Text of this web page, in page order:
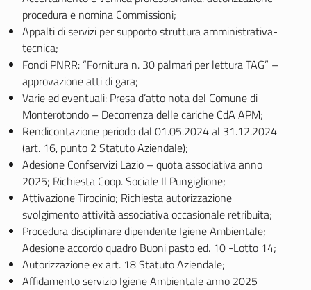
procedura e nomina Commissioni;
Appalti di servizi per supporto struttura amministrativa-
tecnica;
Fondi PNRR: “Fornitura n. 30 palmari per lettura TAG” –
approvazione atti di gara;
Varie ed eventuali: Presa d’atto nota del Comune di
Monterotondo – Decorrenza delle cariche CdA APM;
Rendicontazione periodo dal 01.05.2024 al 31.12.2024
(art. 16, punto 2 Statuto Aziendale);
Adesione Confservizi Lazio – quota associativa anno
2025; Richiesta Coop. Sociale Il Pungiglione;
Attivazione Tirocinio; Richiesta autorizzazione
svolgimento attività associativa occasionale retribuita;
Procedura disciplinare dipendente Igiene Ambientale;
Adesione accordo quadro Buoni pasto ed. 10 -Lotto 14;
Autorizzazione ex art. 18 Statuto Aziendale;
Affidamento servizio Igiene Ambientale anno 2025